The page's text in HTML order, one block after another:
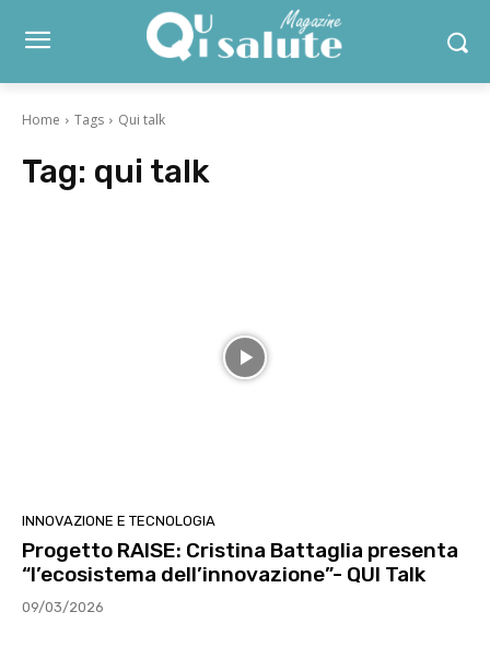
Home Tags Qui talk
Tag: qui talk
INNOVAZIONE E TECNOLOGIA
Progetto RAISE: Cristina Battaglia presenta
“l’ecosistema dell’innovazione”- QUI Talk
09/03/2026